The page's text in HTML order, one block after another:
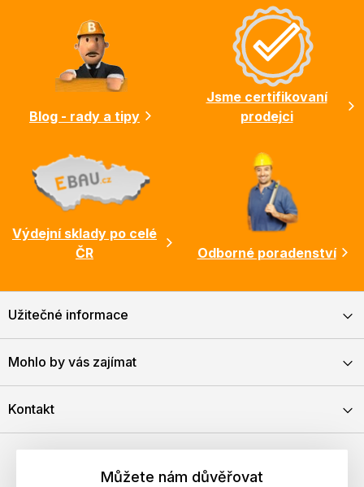
Blog - rady a tipy
Jsme certifikovaní
prodejci
Výdejní sklady po celé
ČR
Odborné poradenství
Užitečné informace
Mohlo by vás zajímat
Kontakt
Můžete nám důvěřovat